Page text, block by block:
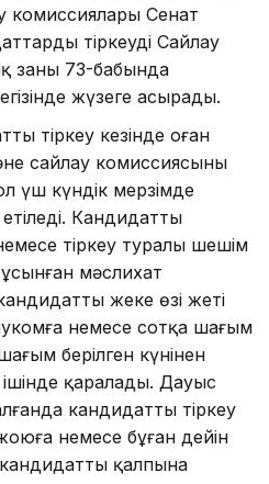
комиссиялары Сенат
тіркеуді Сайлау
73-бабында
жүзеге асырады.
тіркеу кезінде оған
сайлау ко­миссиясының
үш күндік мерзiмде
Кандидатты
тiркеу туралы шешiм
мәслихат
жеке өзi жетi
немесе сотқа шағым
берiлген күнiнен
iшiнде қаралады. Дауыс
кандидатты тiркеу
немесе бұған дейiн
қалпына